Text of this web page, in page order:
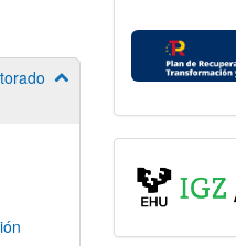
Mostrar/ocultar subpáginas